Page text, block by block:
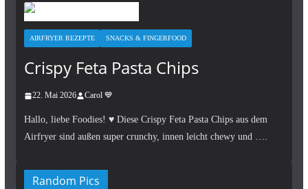
AIRFRYER REZEPTE SNACKS & FINGERFOOD
Crispy Feta Pasta Chips
22. Mai 2026 Carol 💙
Hallo, liebe Foodies! ♥︎ Diese Crispy Feta Pasta Chips aus dem
Airfryer sind außen super crunchy, innen leicht chewy und ….
Random Pics